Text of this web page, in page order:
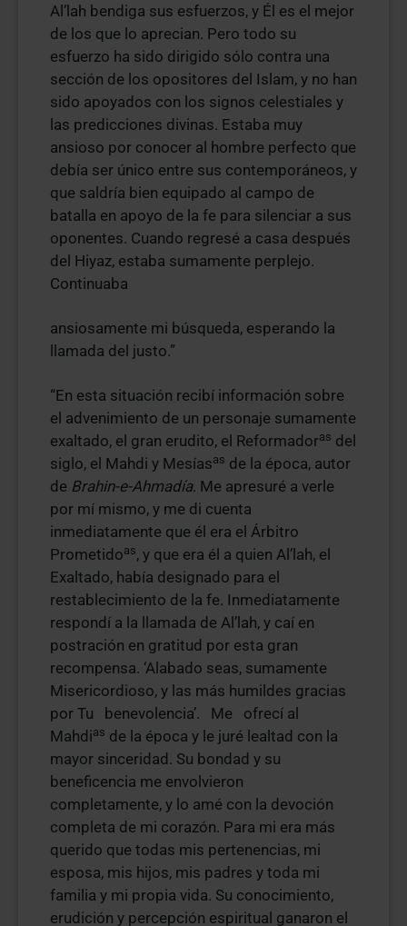
Al’lah bendiga sus esfuerzos, y Él es el mejor
de los que lo aprecian. Pero todo su
esfuerzo ha sido dirigido sólo contra una
sección de los opositores del Islam, y no han
sido apoyados con los signos celestiales y
las predicciones divinas. Estaba muy
ansioso por conocer al hombre perfecto que
debía ser único entre sus contemporáneos, y
que saldría bien equipado al campo de
batalla en apoyo de la fe para silenciar a sus
oponentes. Cuando regresé a casa después
del Hiyaz, estaba sumamente perplejo.
Continuaba
ansiosamente mi búsqueda, esperando la
llamada del justo.”
“En esta situación recibí información sobre
el advenimiento de un personaje sumamente
exaltado, el gran erudito, el Reformadoras del
siglo, el Mahdi y Mesíasas de la época, autor
de Brahin-e-Ahmadía. Me apresuré a verle
por mí mismo, y me di cuenta
inmediatamente que él era el Árbitro
Prometidoas, y que era él a quien Al’lah, el
Exaltado, había designado para el
restablecimiento de la fe. Inmediatamente
respondí a la llamada de Al’lah, y caí en
postración en gratitud por esta gran
recompensa. ‘Alabado seas, sumamente
Misericordioso, y las más humildes gracias
por Tu benevolencia’. Me ofrecí al
Mahdias de la época y le juré lealtad con la
mayor sinceridad. Su bondad y su
beneficencia me envolvieron
completamente, y lo amé con la devoción
completa de mi corazón. Para mi era más
querido que todas mis pertenencias, mi
esposa, mis hijos, mis padres y toda mi
familia y mi propia vida. Su conocimiento,
erudición y percepción espiritual ganaron el